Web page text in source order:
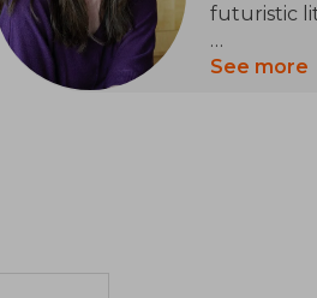
futuristic
Meyer
See more